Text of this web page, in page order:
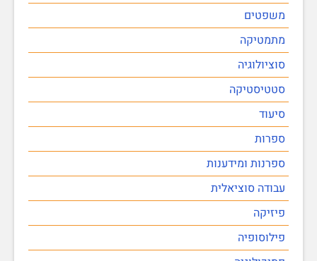
משפטים
מתמטיקה
סוציולוגיה
סטטיסטיקה
סיעוד
ספרות
ספרנות ומידענות
עבודה סוציאלית
פיזיקה
פילוסופיה